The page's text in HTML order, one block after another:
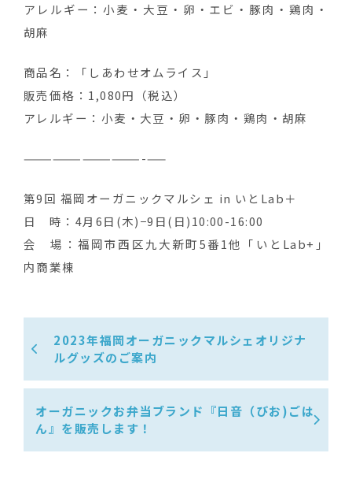
アレルギー：小麦・大豆・卵・エビ・豚肉・鶏肉・
胡麻
商品名：「しあわせオムライス」
販売価格：1,080円（税込）
アレルギー：小麦・大豆・卵・豚肉・鶏肉・胡麻
————————————-——
第9回 福岡オーガニックマルシェ in いとLab＋
日 時：4月6日(木)−9日(日)10:00-16:00
会 場：福岡市西区九大新町5番1他「いとLab+」
内商業棟
2023年福岡オーガニックマルシェオリジナ
ルグッズのご案内
オーガニックお弁当ブランド『日音（びお)ごは
ん』を販売します！